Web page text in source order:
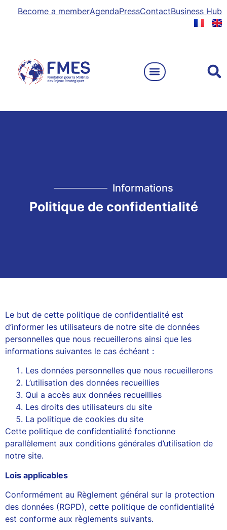
Become a memberAgendaPressContactBusiness Hub
Informations
Politique de confidentialité
Le but de cette politique de confidentialité est
d’informer les utilisateurs de notre site de données
personnelles que nous recueillerons ainsi que les
informations suivantes le cas échéant :
Les données personnelles que nous recueillerons
L’utilisation des données recueillies
Qui a accès aux données recueillies
Les droits des utilisateurs du site
La politique de cookies du site
Cette politique de confidentialité fonctionne
parallèlement aux conditions générales d’utilisation de
notre site.
Lois applicables
Conformément au Règlement général sur la protection
des données (RGPD), cette politique de confidentialité
est conforme aux règlements suivants.